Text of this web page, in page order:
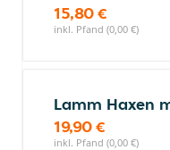
15,80 €
inkl. Pfand (0,00 €)
Lamm Haxen
19,90 €
inkl. Pfand (0,00 €)